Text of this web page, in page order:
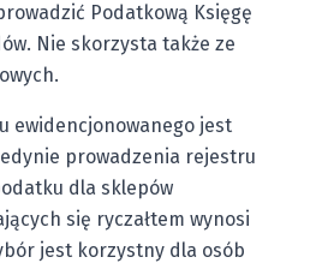
Podatkową Księgę
Nie skorzysta także ze
ewidencjonowanego jest
prowadzenia rejestru
dla sklepów
się ryczałtem wynosi
jest korzystny dla osób